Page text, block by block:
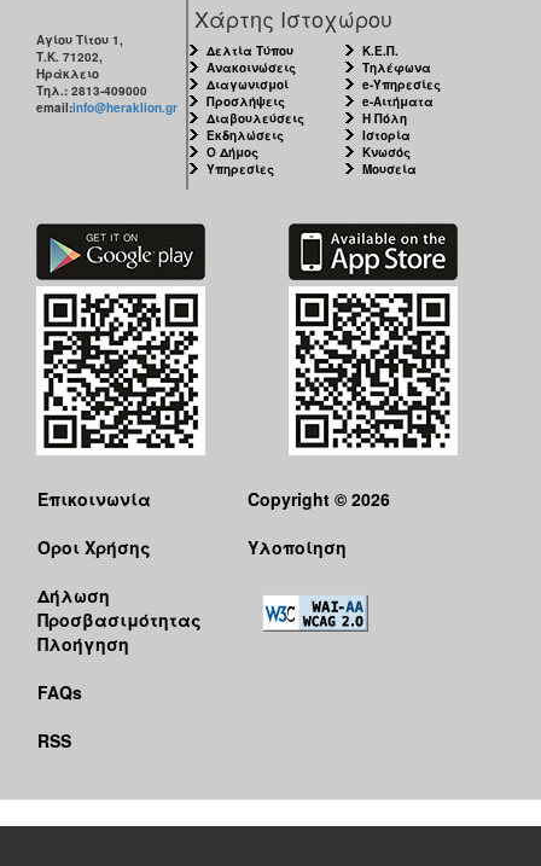
Αγίου Τίτου 1,
Τ.Κ. 71202,
Ηράκλειο
Τηλ.: 2813-409000
email:info@heraklion.gr
Χάρτης Ιστοχώρου
Δελτία Τύπου
Ανακοινώσεις
Διαγωνισμοί
Προσλήψεις
Διαβουλεύσεις
Εκδηλώσεις
Ο Δήμος
Υπηρεσίες
Κ.Ε.Π.
Τηλέφωνα
e-Υπηρεσίες
e-Αιτήματα
Η Πόλη
Ιστορία
Κνωσός
Μουσεία
Επικοινωνία
Όροι Χρήσης
Δήλωση
Προσβασιμότητας
Πλοήγηση
FAQs
RSS
Copyright © 2026
Υλοποίηση